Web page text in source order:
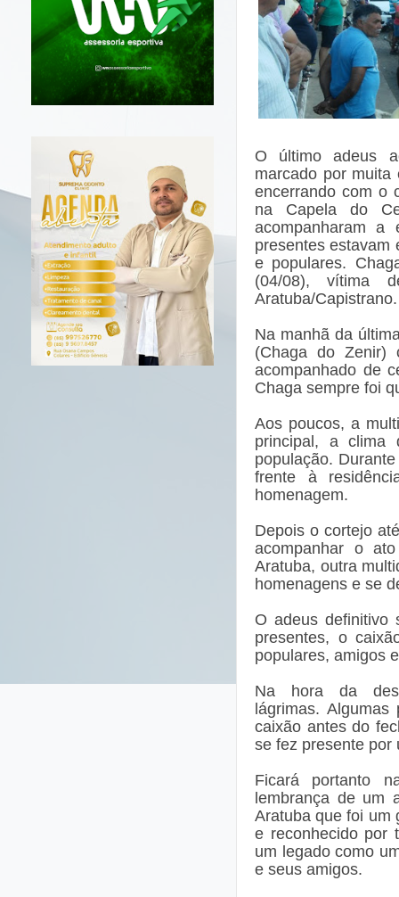
O último adeus
marcado por muita
encerrando com o
na Capela do
acompanharam a
presentes estavam
e populares.
(04/08), vítima
Aratuba/Capistrano.
Na manhã da
(Chaga do Zenir)
acompanhado de
Chaga sempre foi
Aos poucos, a
principal, a clima
população.
frente à
homenagem.
Depois o cortejo
acompanhar o
Aratuba, outra
homenagens e se
O adeus definitivo
presentes, o
populares, amigos
Na hora da
lágrimas.
caixão antes do
se fez presente por
Ficará portanto
lembrança de um
Aratuba que foi um
e reconhecido por
um legado como
e seus amigos.